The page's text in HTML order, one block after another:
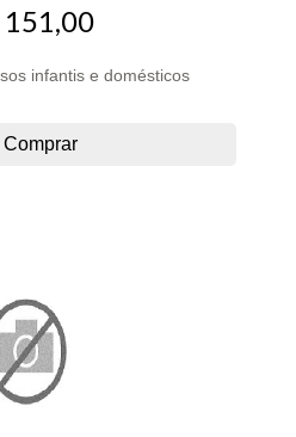
151,00
infantis e domésticos